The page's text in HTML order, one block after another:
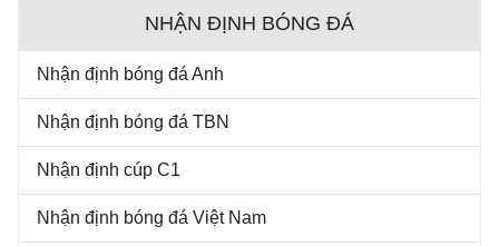
NHẬN ĐỊNH BÓNG ĐÁ
Nhận định bóng đá Anh
Nhận định bóng đá TBN
Nhận định cúp C1
Nhận định bóng đá Việt Nam